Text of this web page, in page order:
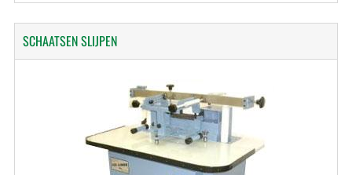
SCHAATSENSLIJPEN